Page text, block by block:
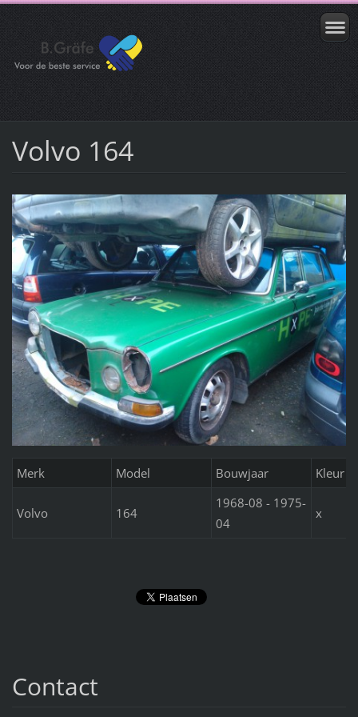
Volvo 164
Merk Model Bouwjaar Kleur
Volvo 164
1968-08 - 1975-
04
x
Contact